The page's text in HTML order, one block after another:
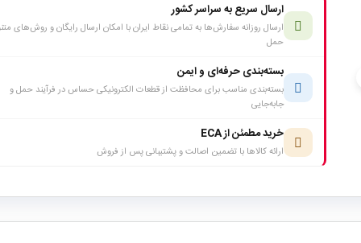
ارسال سریع به سراسر کشور
ارسال روزانه سفارش‌ها به تمامی نقاط ایران با امکان ارسال رایگان و روش‌های
حمل
بسته‌بندی حرفه‌ای و ایمن
بسته‌بندی مناسب برای محافظت از قطعات الکترونیکی حساس در فرآیند حمل و
جابه‌جایی
خرید مطمئن از ECA
ارائه کالاها با تضمین اصالت و پشتیبانی پس از فروش